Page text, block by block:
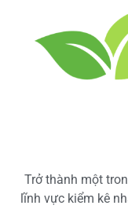
Trở thành một
lĩnh vực kiểm kê